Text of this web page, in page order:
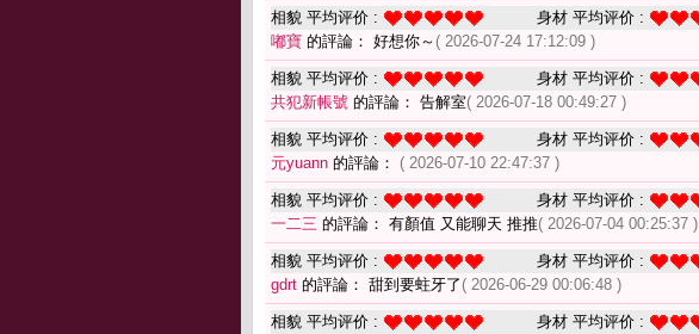
相貌 平均评价 : 身材 平均评价 :
嘟寶 的評論： 好想你～ ( 2026-07-24 17:12:09 )
相貌 平均评价 : 身材 平均评价 :
共犯新帳號 的評論： 告解室( 2026-07-18 00:49:27 )
相貌 平均评价 : 身材 平均评价 :
元yuann 的評論： ( 2026-07-10 22:47:37 )
相貌 平均评价 : 身材 平均评价 :
一二三 的評論： 有顏值 又能聊天 推推( 2026-07-04 00:25:37 )
相貌 平均评价 : 身材 平均评价 :
gdrt 的評論： 甜到要蛀牙了 ( 2026-06-29 00:06:48 )
相貌 平均评价 : 身材 平均评价 :